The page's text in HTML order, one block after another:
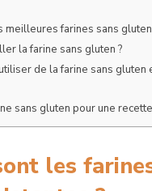
meilleures farines sans gluten
la farine sans gluten ?
de la farine sans gluten
sans gluten pour une
les